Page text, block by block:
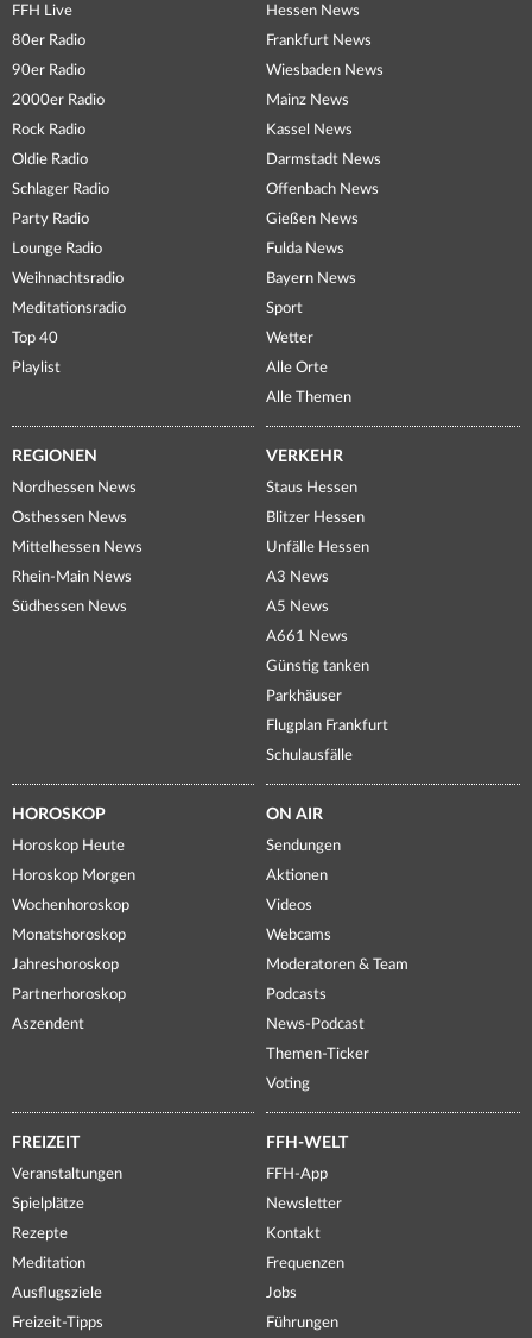
FFH Live
80er Radio
90er Radio
2000er Radio
Rock Radio
Oldie Radio
Schlager Radio
Party Radio
Lounge Radio
Weihnachtsradio
Meditationsradio
Top 40
Playlist
Hessen News
Frankfurt News
Wiesbaden News
Mainz News
Kassel News
Darmstadt News
Offenbach News
Gießen News
Fulda News
Bayern News
Sport
Wetter
Alle Orte
Alle Themen
REGIONEN
Nordhessen News
Osthessen News
Mittelhessen News
Rhein-Main News
Südhessen News
VERKEHR
Staus Hessen
Blitzer Hessen
Unfälle Hessen
A3 News
A5 News
A661 News
Günstig tanken
Parkhäuser
Flugplan Frankfurt
Schulausfälle
HOROSKOP
Horoskop Heute
Horoskop Morgen
Wochenhoroskop
Monatshoroskop
Jahreshoroskop
Partnerhoroskop
Aszendent
ON AIR
Sendungen
Aktionen
Videos
Webcams
Moderatoren & Team
Podcasts
News-Podcast
Themen-Ticker
Voting
FREIZEIT
Veranstaltungen
Spielplätze
Rezepte
Meditation
Ausflugsziele
Freizeit-Tipps
FFH-WELT
FFH-App
Newsletter
Kontakt
Frequenzen
Jobs
Führungen